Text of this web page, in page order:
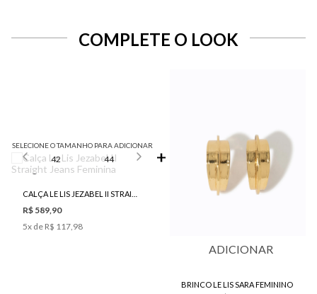
COMPLETE O LOOK
SELECIONE O TAMANHO PARA ADICIONAR
42 44
R$ 589,90
5x de R$ 117,98
ADICIONAR
BRINCO LE LIS SARA FEMININO